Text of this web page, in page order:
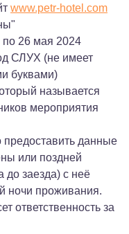
www.petr-hotel.com
26 мая 2024
СЛУХ (не имеет
буквами)
называется
мероприятия
предоставить данные
или поздней
до заезда) с неё
ночи проживания.
ответственность за